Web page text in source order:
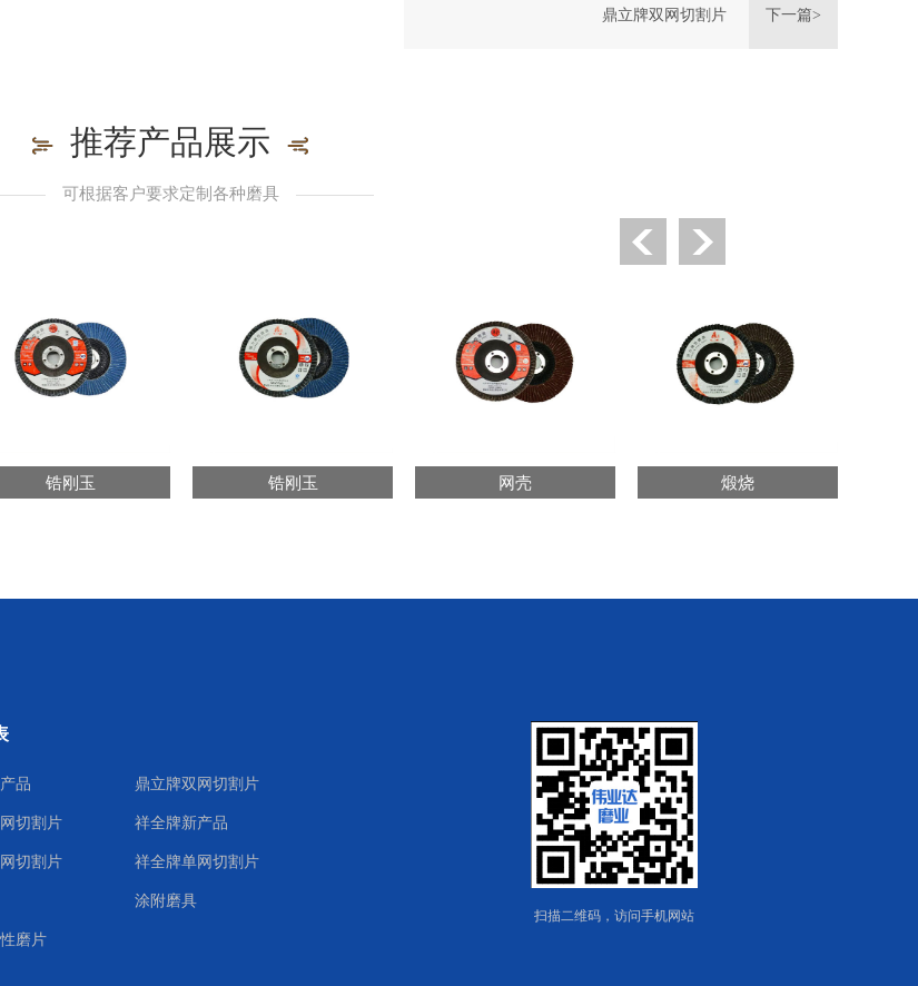
下一篇>
鼎立牌双网切割片
推荐产品展示
可根据客户要求定制各种磨具
锆刚玉 锆刚玉 网壳 煅烧
品 鼎立牌双网切割片
切割片 祥全牌新产品
切割片 祥全牌单网切割片
涂附磨具
磨片
扫描二维码，访问手机网站